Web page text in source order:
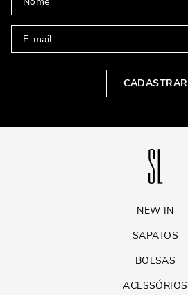
CADASTRAR
NEW IN
SAPATOS
BOLSAS
ACESSÓRIOS